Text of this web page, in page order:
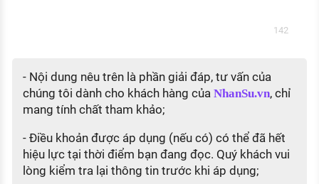
142
- Nội dung nêu trên là phần giải đáp, tư vấn của
chúng tôi dành cho khách hàng của NhanSu.vn, chỉ
mang tính chất tham khảo;
- Điều khoản được áp dụng (nếu có) có thể đã hết
hiệu lực tại thời điểm bạn đang đọc. Quý khách vui
lòng kiểm tra lại thông tin trước khi áp dụng;